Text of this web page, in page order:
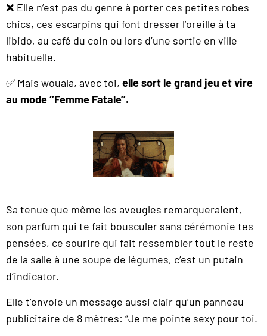
❌ Elle n’est pas du genre à porter ces petites robes
chics, ces escarpins qui font dresser l’oreille à ta
libido, au café du coin ou lors d’une sortie en ville
habituelle.
✅ Mais wouala, avec toi, elle sort le grand jeu et vire
au mode ‘’Femme Fatale’’.
Sa tenue que même les aveugles remarqueraient,
son parfum qui te fait bousculer sans cérémonie tes
pensées, ce sourire qui fait ressembler tout le reste
de la salle à une soupe de légumes, c’est un putain
d’indicator.
Elle t’envoie un message aussi clair qu’un panneau
publicitaire de 8 mètres: “Je me pointe sexy pour toi.